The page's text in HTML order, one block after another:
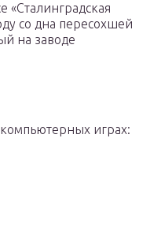
«Сталинградская
со дна пересохшей
на заводе
играх: